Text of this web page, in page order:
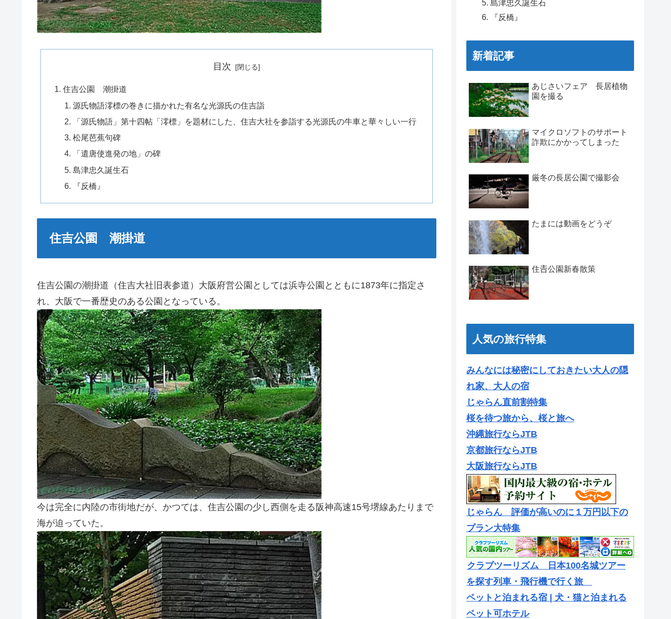
目次
住吉公園 潮掛道
源氏物語澪標の巻きに描かれた有名な光源氏の住吉詣
「源氏物語」第十四帖「澪標」を題材にした、住吉大社を参詣する光源氏の牛車と華々しい一行
松尾芭蕉句碑
「遣唐使進発の地」の碑
島津忠久誕生石
『反橋』
住吉公園 潮掛道
住吉公園の潮掛道（住吉大社旧表参道）大阪府営公園としては浜寺公園とともに1873年に指定さ
れ、大阪で一番歴史のある公園となっている。
今は完全に内陸の市街地だが、かつては、住吉公園の少し西側を走る阪神高速15号堺線あたりまで
海が迫っていた。
島津忠久誕生石
『反橋』
新着記事
あじさいフェア 長居植物
園を撮る
マイクロソフトのサポート
詐欺にかかってしまった
厳冬の長居公園で撮影会
たまには動画をどうぞ
住𠮷公園新春散策
人気の旅行特集
みんなには秘密にしておきたい大人の隠
れ家、大人の宿
じゃらん直前割特集
桜を待つ旅から、桜と旅へ
沖縄旅行ならJTB
京都旅行ならJTB
大阪旅行ならJTB
じゃらん 評価が高いのに１万円以下の
プラン大特集
クラブツーリズム 日本100名城ツアー
を探す列車・飛行機で行く旅
ペットと泊まれる宿 | 犬・猫と泊まれる
ペット可ホテル